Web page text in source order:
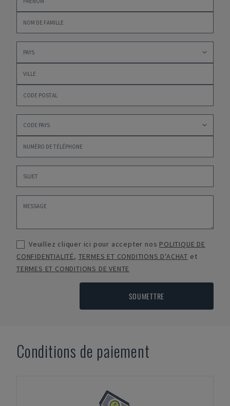
Veuillez cliquer ici pour accepter nos POLITIQUE DE
CONFIDENTIALITÉ, TERMES ET CONDITIONS D'ACHAT et
TERMES ET CONDITIONS DE VENTE
SOUMETTRE
Conditions de paiement